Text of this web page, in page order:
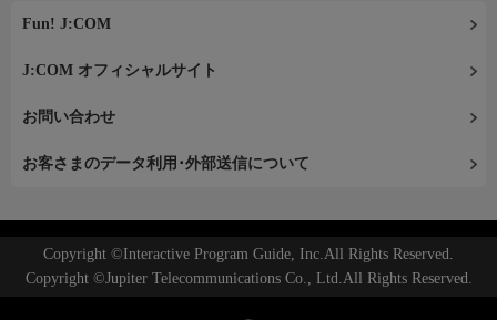
Fun! J:COM
J:COM オフィシャルサイト
お問い合わせ
お客さまのデータ利用･外部送信について
Copyright ©Interactive Program Guide, Inc.All Rights Reserved.
Copyright ©Jupiter Telecommunications Co., Ltd.All Rights Reserved.